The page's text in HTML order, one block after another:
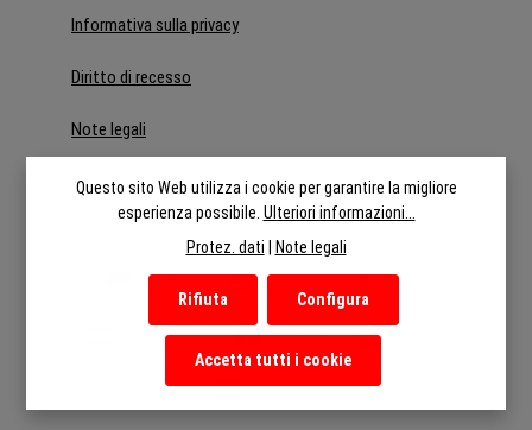
Informativa sulla privacy
Diritto di recesso
Note legali
Recedere dal contratto
Deutsch English Italiano
Nederlands Français
Österreich
Questo sito Web utilizza i cookie per garantire la migliore
esperienza possibile. Ulteriori informazioni...
Protez. dati
Note legali
Rifiuta Configura
Accetta tutti i cookie